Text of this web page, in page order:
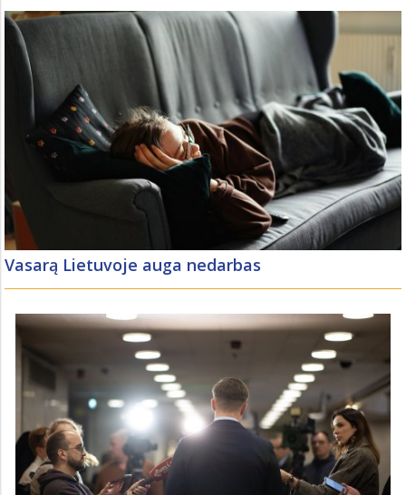
Vasarą Lietuvoje auga nedarbas